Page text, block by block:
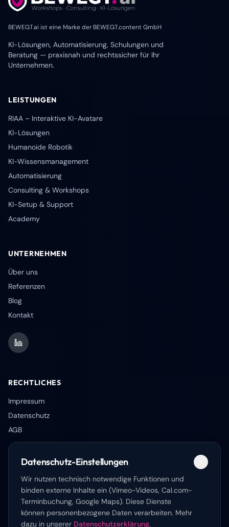
BEWEGT.ai ist eine Marke der BEWEGT.content GmbH
KI-Lösungen, Automatisierung, Schulungen und
Beratung — praxisnah und rechtssicher für Ihr
Unternehmen.
LEISTUNGEN
RIAA – Interaktive KI-Avatare
KI-Lösungen
Humanoide Robotik
KI-Wissensmanagement
Automatisierung
Consulting & Workshops
KI-Setup & Support
Academy
UNTERNEHMEN
Über uns
Referenzen
Blog
Kontakt
RECHTLICHES
Impressum
Datenschutz
AGB
+49 821 99 95 90 62Boschstraße 6, 86356 Neusäß
Christian Strohmayr — KI-Keynote-Speaker
Datenschutz-Einstellungen
Wir nutzen technisch notwendige Funktionen und
binden externe Inhalte ein (Vimeo-Videos, Cal.com-
Terminbuchung, Google Maps). Diese Dienste
können personenbezogene Daten verarbeiten. Mehr
dazu in unserer Datenschutzerklärung.